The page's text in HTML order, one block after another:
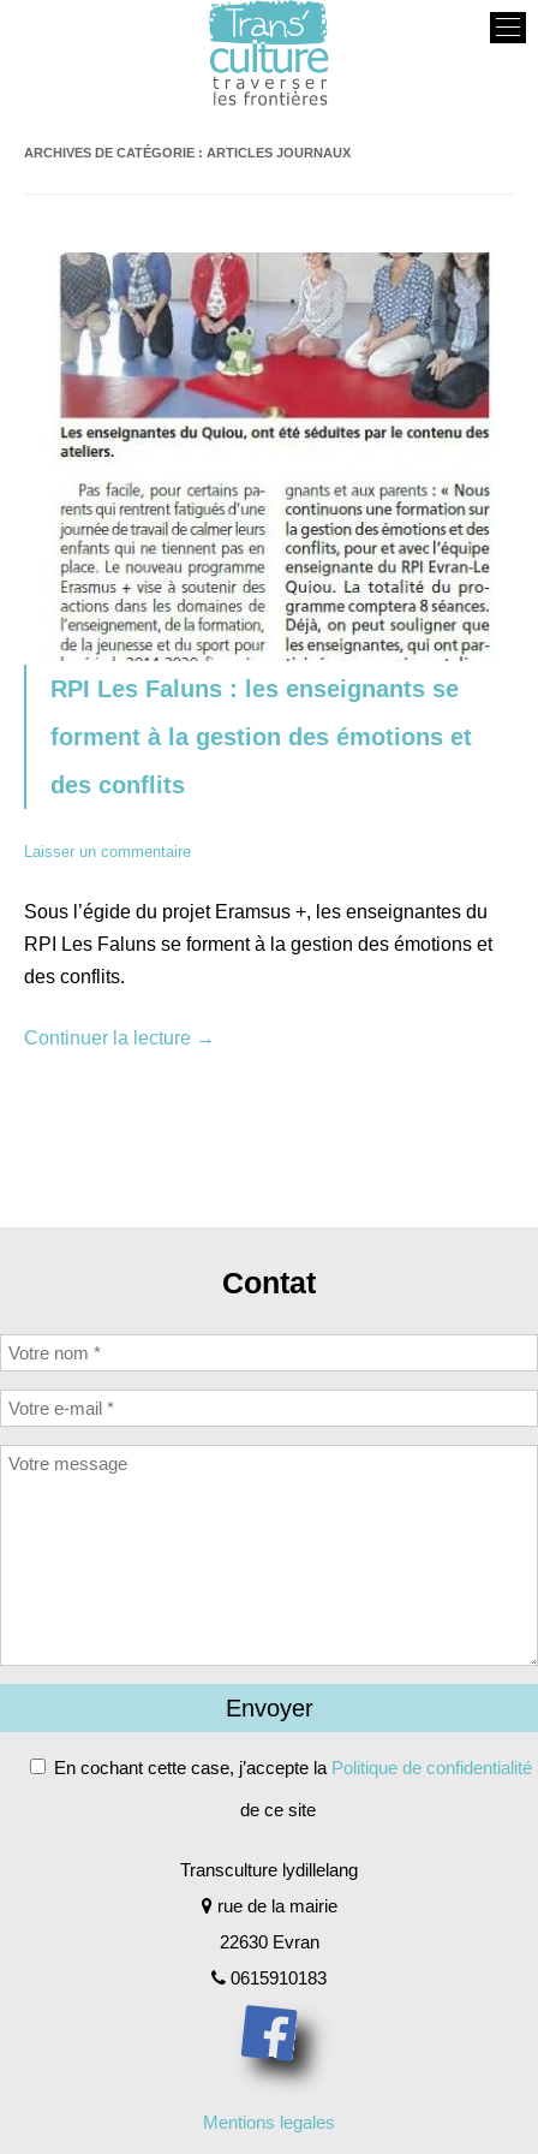
ARCHIVES DE CATÉGORIE : ARTICLES JOURNAUX
RPI Les Faluns : les enseignants se
forment à la gestion des émotions et
des conflits
Laisser un commentaire
Sous l’égide du projet Eramsus +, les enseignantes du
RPI Les Faluns se forment à la gestion des émotions et
des conflits.
Continuer la lecture →
Contat
En cochant cette case, j’accepte la Politique de confidentialité
de ce site
Transculture lydillelang
rue de la mairie
22630 Evran
0615910183
Mentions legales